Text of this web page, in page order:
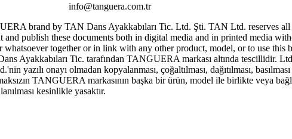
info@tanguera.com.tr
brand by TAN Dans Ayakkabıları Tic. Ltd. Şti. TAN Ltd. reserves
publish these documents both in digital media and in printed media
together or in link with any other product, model, or to use this
Ayakkabıları Tic. tarafından TANGUERA markası altında tescillidir.
yazılı onayı olmadan kopyalanması, çoğaltılması, dağıtılması,
TANGUERA markasının başka bir ürün, model ile birlikte veya
kesinlikle yasaktır.